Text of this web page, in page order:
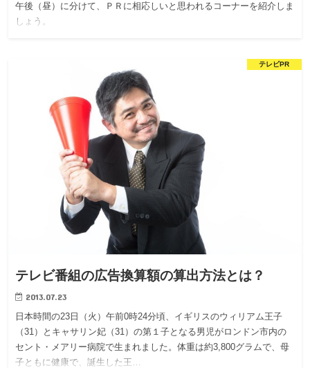
午後（昼）に分けて、ＰＲに相応しいと思われるコーナーを紹介しま
しょう。
テレビPR
テレビ番組の広告換算額の算出方法とは？
2013.07.23
日本時間の23日（火）午前0時24分頃、イギリスのウィリアム王子
（31）とキャサリン妃（31）の第１子となる男児がロンドン市内の
セント・メアリー病院で生まれました。体重は約3,800グラムで、母
子ともに健康で、誕生した王…